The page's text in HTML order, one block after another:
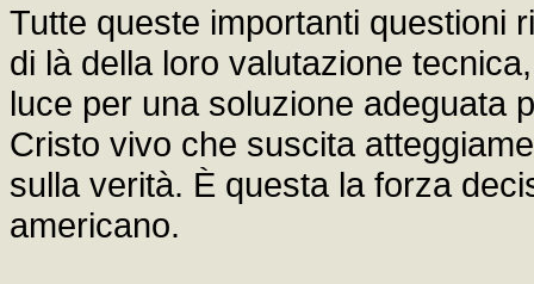
Tutte queste importanti questioni
di là della loro valutazione
luce per una soluzione adeguata
Cristo vivo che suscita
sulla verità. È questa la forza
americano.